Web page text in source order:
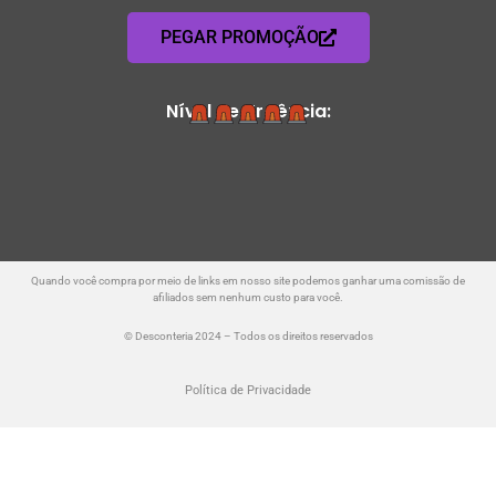
PEGAR PROMOÇÃO
Nível de Urgência:
Quando você compra por meio de links em nosso site podemos ganhar uma comissão de
afiliados sem nenhum custo para você.
© Desconteria 2024 – Todos os direitos reservados
Política de Privacidade